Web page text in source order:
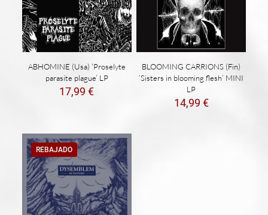
ABHOMINE (Usa) ‘Proselyte
parasite plague’ LP
17,99€
BLOOMING CARRIONS (Fin)
‘Sisters in blooming flesh’ MINI
LP
14,99 €
REBAJADO